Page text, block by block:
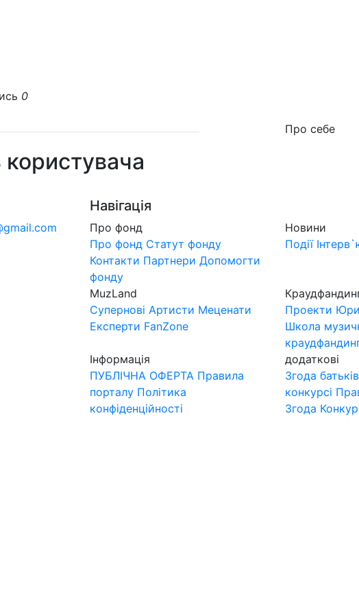
0
Про себе
користувача
Навігація
Про фонд
Про фонд Статут фонду
Контакти Партнери Допомогти
фонду
Новини
Події
MuzLand
Супернові Артисти Меценати
Експерти FanZone
Проекти
Школа
Інформація
ПУБЛІЧНА ОФЕРТА Правила
порталу Політика
конфіденційності
додаткові
Згода
конкурсі
Згода